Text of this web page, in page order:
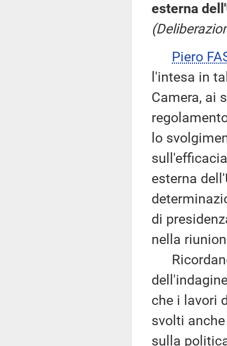
esterna
Piero
l'intesa in
Camera, ai
lo
esterna
di
nella
che i lavori
svolti
sulla